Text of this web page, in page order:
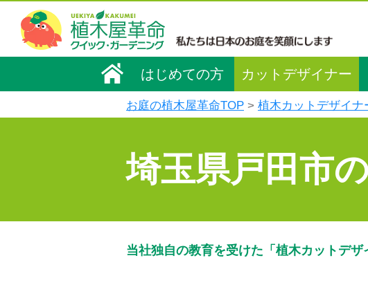
はじめての方 カットデザイナー
お庭の植木屋革命TOP 植木カットデザイナ
埼玉県戸田市
当社独自の教育を受けた「植木カットデ